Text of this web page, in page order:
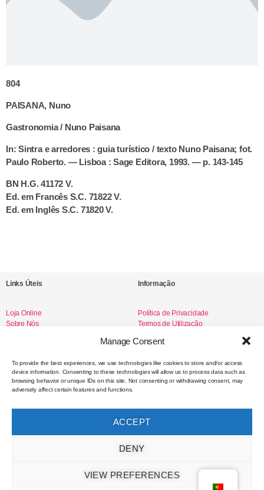
Manage Consent
To provide the best experiences, we use technologies like cookies to store and/or access
device information. Consenting to these technologies will allow us to process data such as
browsing behavior or unique IDs on this site. Not consenting or withdrawing consent, may
adversely affect certain features and functions.
ACCEPT
DENY
VIEW PREFERENCES
804
PAISANA, Nuno
Gastronomia / Nuno Paisana
In: Sintra e arredores : guia turístico / texto Nuno Paisana; fot.
Paulo Roberto. — Lisboa : Sage Editora, 1993. — p. 143-145
BN H.G. 41172 V.
Ed. em Francês S.C. 71822 V.
Ed. em Inglês S.C. 71820 V.
Links Úteis
Loja Online
Sobre Nós
Informação
Política de Privacidade
Termos de Utilização
Redes Sociais